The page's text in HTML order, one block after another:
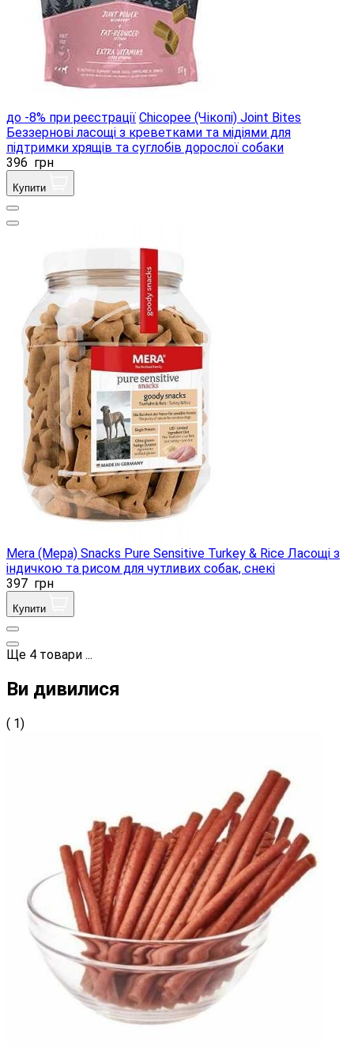
до -8% при реєстрації Chicopee (Чікопі) Joint Bites
Беззернові ласощі з креветками та мідіями для
підтримки хрящів та суглобів дорослої собаки
396 грн
Купити
Mera (Мера) Snacks Pure Sensitive Turkey & Rice Ласощі з
індичкою та рисом для чутливих собак, снекі
397 грн
Купити
Ще 4 товари ...
Ви дивилися
( 1)